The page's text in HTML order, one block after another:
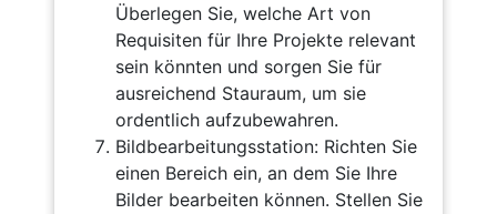
Überlegen Sie, welche Art von
Requisiten für Ihre Projekte relevant
sein könnten und sorgen Sie für
ausreichend Stauraum, um sie
ordentlich aufzubewahren.
Bildbearbeitungsstation: Richten Sie
einen Bereich ein, an dem Sie Ihre
Bilder bearbeiten können. Stellen Sie